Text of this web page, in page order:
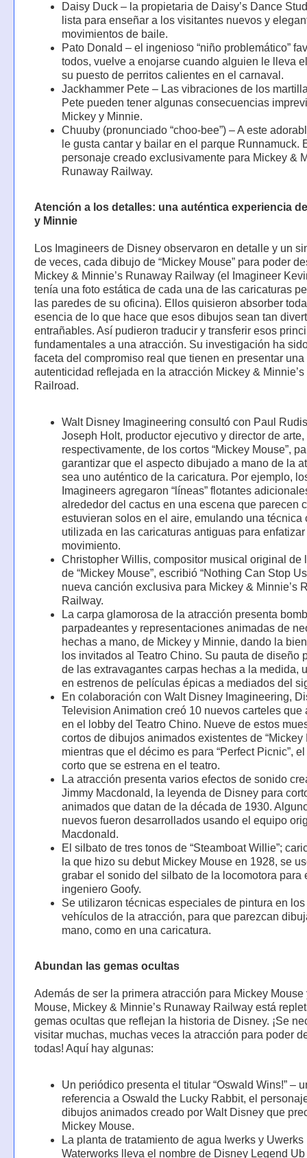
Daisy Duck – la propietaria de Daisy’s Dance
lista para enseñar a los visitantes nuevos y
movimientos de baile.
Pato Donald – el ingenioso “niño problemático”
todos, vuelve a enojarse cuando alguien le lleva
su puesto de perritos calientes en el carnaval.
Jackhammer Pete – Las vibraciones de los
Pete pueden tener algunas consecuencias
Mickey y Minnie.
Chuuby (pronunciado “choo-bee”) – A este
le gusta cantar y bailar en el parque Runnamuck.
personaje creado exclusivamente para Mickey &
Runaway Railway.
Atención a los detalles: una auténtica experiencia
y Minnie
Los Imagineers de Disney observaron en detalle y un
de veces, cada dibujo de “Mickey Mouse” para poder
Mickey & Minnie’s Runaway Railway (el Imagineer
tenía una foto estática de cada una de las caricaturas
las paredes de su oficina). Ellos quisieron absorber
esencia de lo que hace que esos dibujos sean tan
entrañables. Así pudieron traducir y transferir esos
fundamentales a una atracción. Su investigación ha
faceta del compromiso real que tienen en presentar una
autenticidad reflejada en la atracción Mickey &
Railroad.
Walt Disney Imagineering consultó con Paul
Joseph Holt, productor ejecutivo y director de arte,
respectivamente, de los cortos “Mickey Mouse”,
garantizar que el aspecto dibujado a mano de la
sea uno auténtico de la caricatura. Por ejemplo,
Imagineers agregaron “líneas” flotantes
alrededor del cactus en una escena que parecen
estuvieran solos en el aire, emulando una técnica
utilizada en las caricaturas antiguas para enfatizar
movimiento.
Christopher Willis, compositor musical original de
de “Mickey Mouse”, escribió “Nothing Can Stop
nueva canción exclusiva para Mickey & Minnie’s
Railway.
La carpa glamorosa de la atracción presenta
parpadeantes y representaciones animadas de
hechas a mano, de Mickey y Minnie, dando la
los invitados al Teatro Chino. Su pauta de diseño
de las extravagantes carpas hechas a la medida,
en estrenos de películas épicas a mediados del
En colaboración con Walt Disney Imagineering,
Television Animation creó 10 nuevos carteles que
en el lobby del Teatro Chino. Nueve de estos
cortos de dibujos animados existentes de “Mickey
mientras que el décimo es para “Perfect Picnic”,
corto que se estrena en el teatro.
La atracción presenta varios efectos de sonido
Jimmy Macdonald, la leyenda de Disney para
animados que datan de la década de 1930.
nuevos fueron desarrollados usando el equipo
Macdonald.
El silbato de tres tonos de “Steamboat Willie”;
la que hizo su debut Mickey Mouse en 1928, se
grabar el sonido del silbato de la locomotora para
ingeniero Goofy.
Se utilizaron técnicas especiales de pintura en los
vehículos de la atracción, para que parezcan
mano, como en una caricatura.
Abundan las gemas ocultas
Además de ser la primera atracción para Mickey Mouse
Mouse, Mickey & Minnie’s Runaway Railway está
gemas ocultas que reflejan la historia de Disney. ¡Se
visitar muchas, muchas veces la atracción para poder
todas! Aquí hay algunas:
Un periódico presenta el titular “Oswald Wins!” –
referencia a Oswald the Lucky Rabbit, el
dibujos animados creado por Walt Disney que
Mickey Mouse.
La planta de tratamiento de agua Iwerks y Uwerks
Waterworks lleva el nombre de Disney Legend